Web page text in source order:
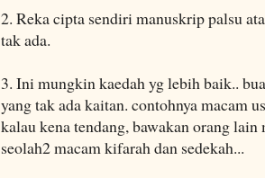
2. Reka cipta sendiri manuskrip palsu
tak ada.
3. Ini mungkin kaedah yg lebih baik..
yang tak ada kaitan. contohnya macam
kalau kena tendang, bawakan orang lain
seolah2 macam kifarah dan sedekah...